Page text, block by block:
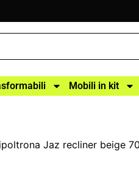
Mobili in kit
Jaz recliner beige